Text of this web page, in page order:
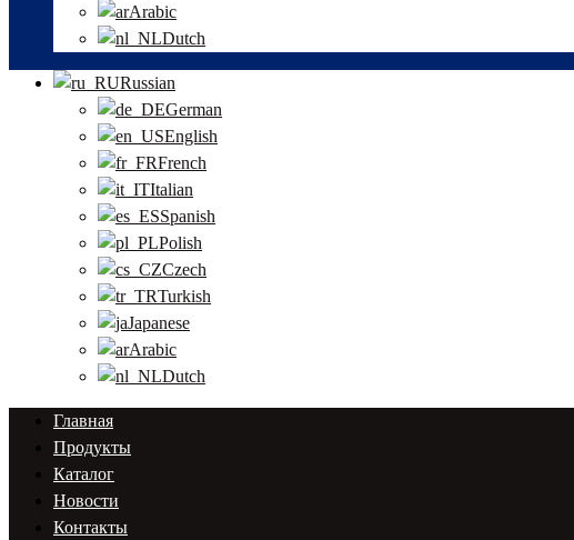
Arabic
Dutch
Russian
German
English
French
Italian
Spanish
Polish
Czech
Turkish
Japanese
Arabic
Dutch
Главная
Продукты
Каталог
Новости
Контакты